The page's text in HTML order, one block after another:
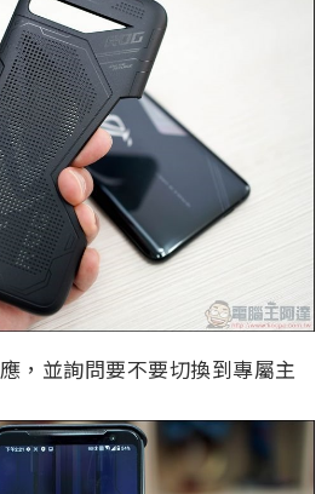
，並詢問要不要切換到專屬主